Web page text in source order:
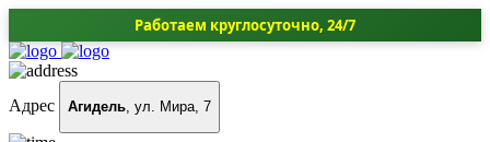
Работаем круглосуточно, 24/7
Адрес Агидель, ул. Мира, 7